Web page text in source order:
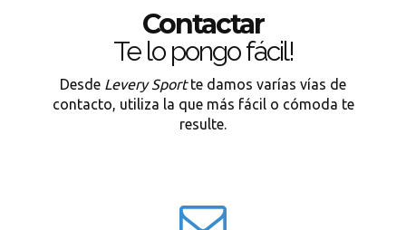
Contactar
Te lo pongo fácil!
Desde Levery Sportte damos varías vías de
contacto, utiliza la que más fácil o cómoda te
resulte.